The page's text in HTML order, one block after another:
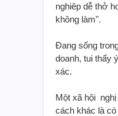
nghiêp dễ thở
không làm".
Đang sống
doanh, tui thấy
xác.
Một xã hội
cách khác là